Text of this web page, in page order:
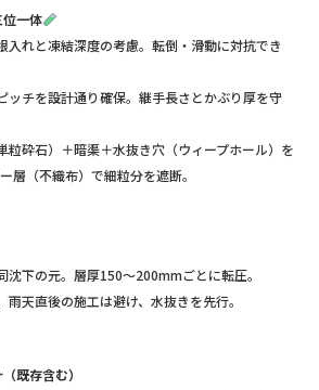
一体
入れと凍結深度の考慮。転倒・滑動に対抗でき
ッチを設計通り確保。継手長さとかぶり厚を守
粒砕石）＋暗渠＋水抜き穴（ウィープホール）を
層（不織布）で細粒分を遮断。
沈下の元。層厚150〜200mmごとに転圧。
雨天直後の施工は避け、水抜きを先行。
既存含む）